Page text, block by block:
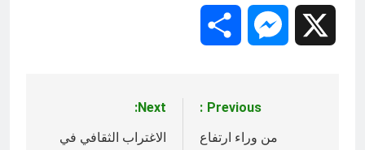
Messenger
المقالات
Previous:
من وراء ارتفاع
Next:
الاغتراب الثقافي في